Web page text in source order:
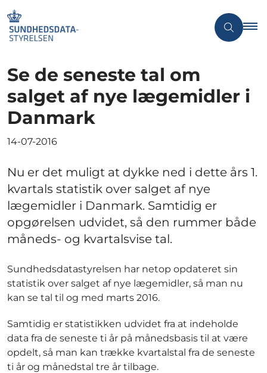
Se de seneste tal om
salget af nye lægemidler i
Danmark
14-07-2016
Nu er det muligt at dykke ned i dette års 1.
kvartals statistik over salget af nye
lægemidler i Danmark. Samtidig er
opgørelsen udvidet, så den rummer både
måneds- og kvartalsvise tal.
Sundhedsdatastyrelsen har netop opdateret sin
statistik over salget af nye lægemidler, så man nu
kan se tal til og med marts 2016.
Samtidig er statistikken udvidet fra at indeholde
data fra de seneste ti år på månedsbasis til at være
opdelt, så man kan trække kvartalstal fra de seneste
ti år og månedstal tre år tilbage.